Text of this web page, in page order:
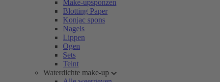
Make-upsponzen
Blotting Paper
Konjac spons
Nagels
Lippen
Ogen
Sets
Teint
Waterdichte make-up